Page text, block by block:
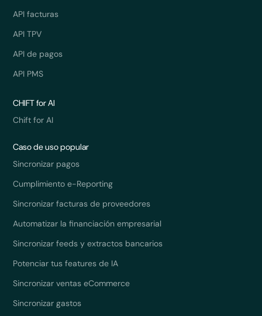
API facturas
API TPV
API de pagos
API PMS
CHIFT for AI
Chift for AI
Caso de uso popular
Sincronizar pagos
Cumplimiento e-Reporting
Sincronizar facturas de proveedores
Automatizar la financiación empresarial
Sincronizar feeds y extractos bancarios
Potenciar tus features de IA
Sincronizar ventas eCommerce
Sincronizar gastos